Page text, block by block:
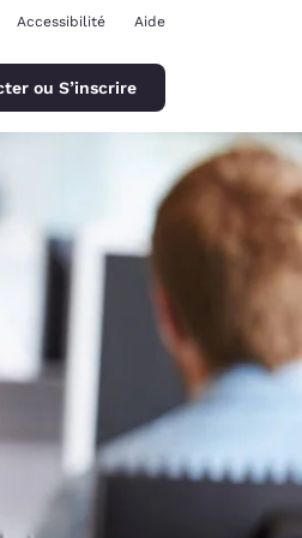
Accessibilité Aide
ou S’inscrire